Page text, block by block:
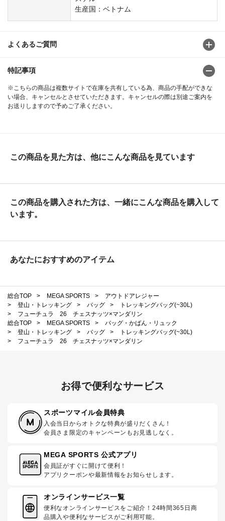
生産国：ベトナム
よくあるご質問
特記事項
※こちらの商品は複数サイトで在庫を共有している為、商品の手配ができな
い場合、キャンセルとさせていただきます。キャンセルの際は別途ご案内を
お送りしますので予めご了承ください。
この商品を見た方は、他にこんな商品を見ています
この商品を購入された方は、一緒にこんな商品を購入して
います。
あなたにおすすめのアイテム
総合TOP > MEGA SPORTS >
アウトドアレジャー
>
登山・トレッキング > バッグ >
トレッキングバッグ(~30L)
>
フューチュラ 26 チェスナッツ×マンダリン
総合TOP
> MEGA SPORTS >
バッグ・かばん・リュック
>
登山・トレッキング > バッグ >
トレッキングバッグ(~30L)
>
フューチュラ 26 チェスナッツ×マンダリン
お得で便利なサービス
スポーツマイル会員特典
入会当日からオトクな特典が盛りだくさん！
会員さま限定のキャンペーンもお見逃しなく。
MEGA SPORTS 公式アプリ
会員証がすぐに開けて便利！
アプリクーポンや最新情報をお知らせします。
オンラインサービス一覧
便利なオンラインサービスをご紹介！24時間365日商
品購入や便利なサービスがご利用可能。